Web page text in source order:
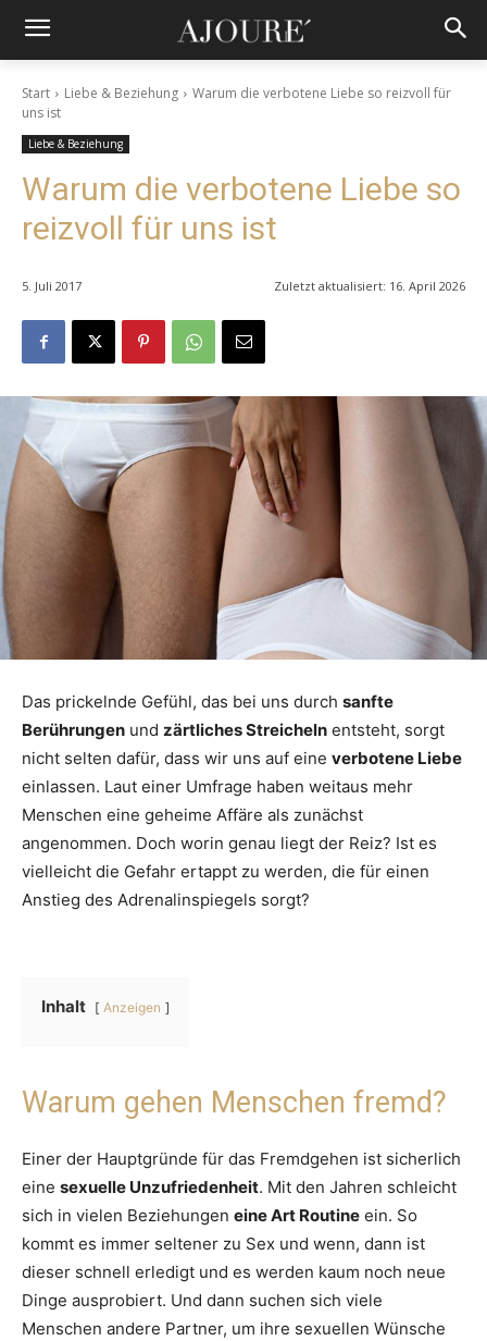
Start Liebe & Beziehung
Warum die verbotene Liebe so reizvoll für
uns ist
Liebe & Beziehung
Warum die verbotene Liebe so
reizvoll für uns ist
5. Juli 2017 Zuletzt aktualisiert: 16. April 2026
Das prickelnde Gefühl, das bei uns durch sanfte
Berührungen und zärtliches Streicheln entsteht, sorgt
nicht selten dafür, dass wir uns auf eine verbotene Liebe
einlassen. Laut einer Umfrage haben weitaus mehr
Menschen eine geheime Affäre als zunächst
angenommen. Doch worin genau liegt der Reiz? Ist es
vielleicht die Gefahr ertappt zu werden, die für einen
Anstieg des Adrenalinspiegels sorgt?
Inhalt Anzeigen
Warum gehen Menschen fremd?
Einer der Hauptgründe für das Fremdgehen ist sicherlich
eine sexuelle Unzufriedenheit. Mit den Jahren schleicht
sich in vielen Beziehungen eine Art Routine ein. So
kommt es immer seltener zu Sex und wenn, dann ist
dieser schnell erledigt und es werden kaum noch neue
Dinge ausprobiert. Und dann suchen sich viele
Menschen andere Partner, um ihre sexuellen Wünsche